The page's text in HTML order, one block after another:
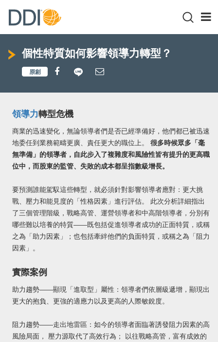
個性特質如何影響領導力轉型？
領導力轉型危機
商業的迅速變化，無論領導者們是否已經準備好，他們都已被迅速
地委任到業務範疇更廣、責任更大的職位上。 很多時候眾多「毫
無準備」的領導者，自此步入了複雜度和風險性皆有提升的更高職
位中，而股東的監管、失敗的成本都呈指數級增長。
要預測誰能駕馭這些轉型，就必須針對影響領導者應對：更大挑
戰、壓力和能見度的「性格因素」進行評估。 此次分析詳細指出
了三個管理階級，戰略高管、運營領導者和中高階領導者，分別有
哪些難以培養的特質——既包括促進領導者成功的正面特質，或稱
之為「助力因素」；也包括牽絆他們的負面特質，或稱之為「阻力
因素」。
實際案例
助力趨勢——顯現「進取型」屬性： 領導者們依層級遞增，顯現出
更大的抱負、更強的適應力以及更高的人際敏銳度。
阻力趨勢——走出地雷區： 如今的領導者面臨著誘發阻力因素的高
風險局面， 壓力源取代了高效行為； 以往戰略高管，富有成效的